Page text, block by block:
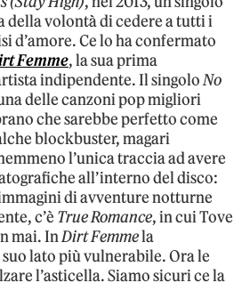
della volontà di cedere a tutti i
d’amore. Ce lo ha confermato
Femme, la sua prima
indipendente. Il singoloNo
delle canzoni pop migliori
che sarebbe perfetto come
blockbuster, magari
l’unica traccia ad avere
all’interno del disco:
di avventure notturne
c’è True Romance, in cui Tove
mai. InDirt Femmela
lato più vulnerabile. Ora le
l’asticella. Siamo sicuri ce la